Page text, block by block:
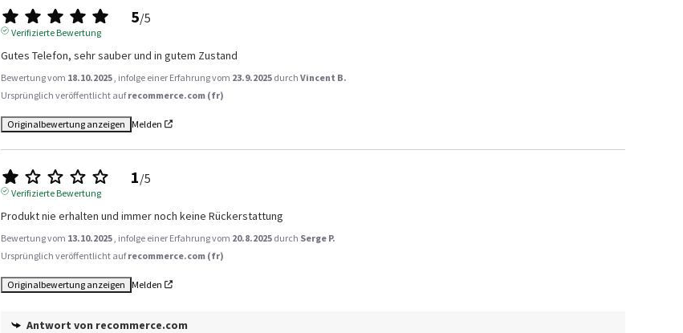
5/5
Verifizierte Bewertung
Gutes Telefon, sehr sauber und in gutem Zustand
Bewertung vom 18.10.2025 , infolge einer Erfahrung vom 23.9.2025 durchVincent B.
Ursprünglich veröffentlicht aufrecommerce.com (fr)
Originalbewertung anzeigen Melden
1/5
Verifizierte Bewertung
Produkt nie erhalten und immer noch keine Rückerstattung
Bewertung vom 13.10.2025 , infolge einer Erfahrung vom 20.8.2025 durch Serge P.
Ursprünglich veröffentlicht aufrecommerce.com (fr)
Originalbewertung anzeigen Melden
Antwort von recommerce.com